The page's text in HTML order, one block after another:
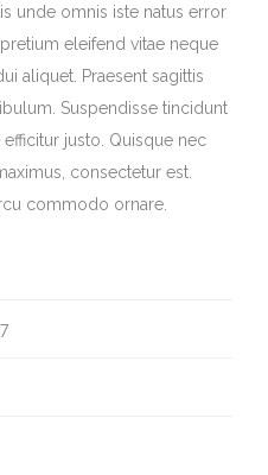
unde omnis iste natus error
eleifend vitae neque
aliquet. Praesent sagittis
Suspendisse tincidunt
justo. Quisque nec
consectetur est.
commodo ornare.